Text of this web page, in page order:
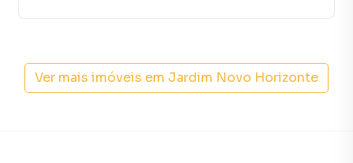
Ver mais imóveis em Jardim Novo Horizonte